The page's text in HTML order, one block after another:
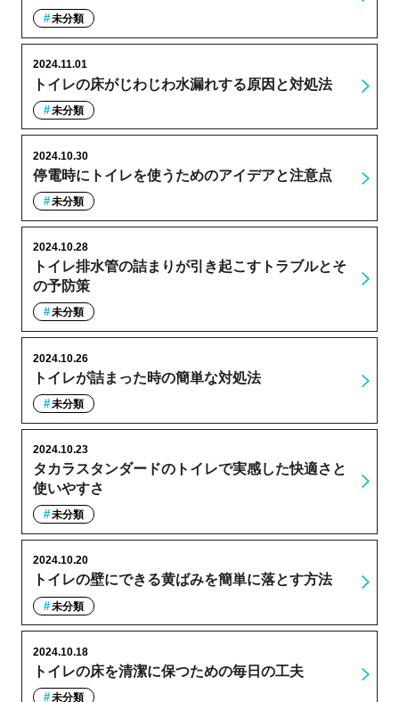
未分類
トイレの床がじわじわ水漏れする原因と対処法
2024.11.01
未分類
停電時にトイレを使うためのアイデアと注意点
2024.10.30
未分類
トイレ排水管の詰まりが引き起こすトラブルとそ
の予防策
2024.10.28
未分類
トイレが詰まった時の簡単な対処法
2024.10.26
未分類
タカラスタンダードのトイレで実感した快適さと
使いやすさ
2024.10.23
未分類
トイレの壁にできる黄ばみを簡単に落とす方法
2024.10.20
未分類
トイレの床を清潔に保つための毎日の工夫
2024.10.18
未分類